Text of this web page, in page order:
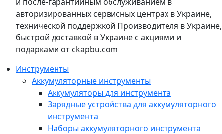
авторизированных сервисных центрах в Украине,
технической поддержкой Производителя в Украине,
быстрой доставкой в Украине с акциями и
подарками от ckapbu.com
Инструменты
Аккумуляторные инструменты
Аккумуляторы для инструмента
Зарядные устройства для аккумуляторного
инструмента
Наборы аккумуляторного инструмента